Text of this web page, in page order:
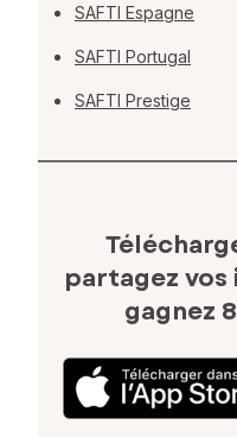
SAFTI Espagne
SAFTI Portugal
SAFTI Prestige
partagez
gagnez